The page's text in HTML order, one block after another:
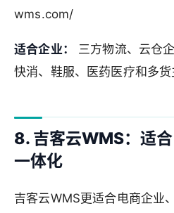
wms.com/
适合企业：
三方物流、云仓
快消、鞋服、医药医疗和多货
8. 吉客云WMS：适
一体化
吉客云WMS更适合电商企业